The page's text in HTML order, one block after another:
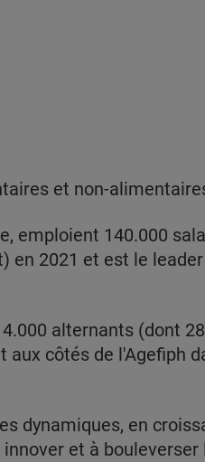
et non-
emploient 140.000
en 2021 et est le
alternants (dont
côtés de l'Agefiph
dynamiques, en
et à bouleverser